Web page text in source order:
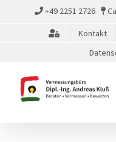
+49 2251 2726
Kontakt